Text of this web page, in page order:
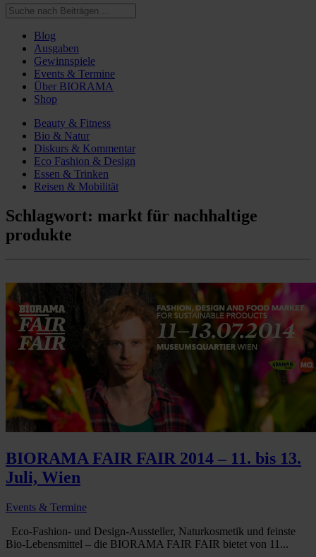
Blog
Ausgaben
Gewinnspiele
Events & Termine
Über BIORAMA
Shop
Beauty & Fitness
Bio & Natur
Diskurs & Kommentar
Eco Fashion & Design
Essen & Trinken
Reisen & Mobilität
Schlagwort: markt für nachhaltige
produkte
BIORAMA FAIR FAIR 2014 – 11. bis 13.
Juli, Wien
Events & Termine
Eco-Fashion- und Design-Aussteller, Naturkosmetik und feinste
Bio-Lebensmittel – die BIORAMA FAIR FAIR bietet von 11...